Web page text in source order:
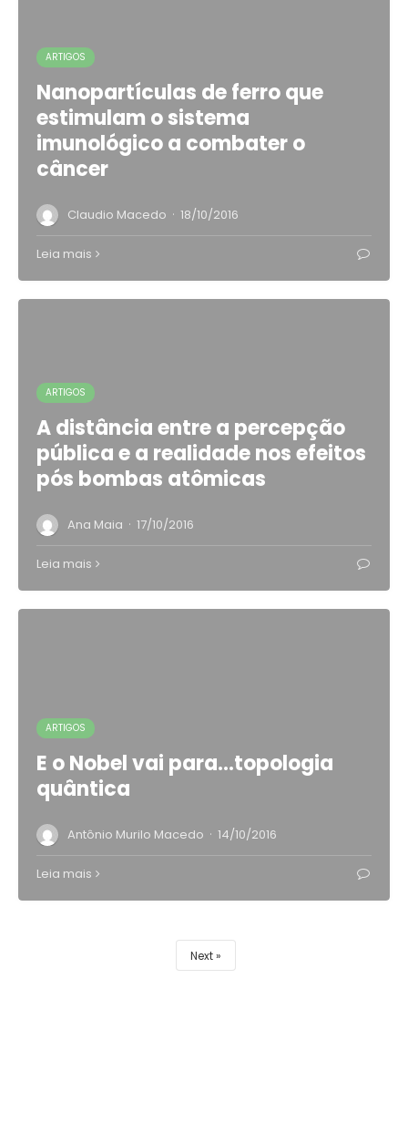
ARTIGOS
Nanopartículas de ferro que
estimulam o sistema
imunológico a combater o
câncer
Claudio Macedo · 18/10/2016
Leia mais
ARTIGOS
A distância entre a percepção
pública e a realidade nos efeitos
pós bombas atômicas
Ana Maia · 17/10/2016
Leia mais
ARTIGOS
E o Nobel vai para…topologia
quântica
Antônio Murilo Macedo · 14/10/2016
Leia mais
Next